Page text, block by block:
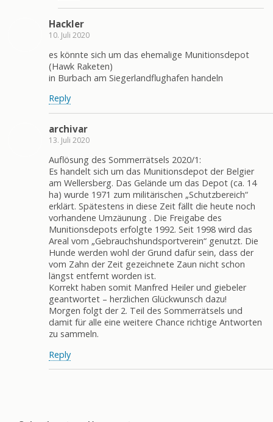
Hackler
10. Juli 2020
es könnte sich um das ehemalige Munitionsdepot
(Hawk Raketen)
in Burbach am Siegerlandflughafen handeln
Reply
archivar
13. Juli 2020
Auflösung des Sommerrätsels 2020/1:
Es handelt sich um das Munitionsdepot der Belgier
am Wellersberg. Das Gelände um das Depot (ca. 14
ha) wurde 1971 zum militärischen „Schutzbereich“
erklärt. Spätestens in diese Zeit fällt die heute noch
vorhandene Umzäunung . Die Freigabe des
Munitionsdepots erfolgte 1992. Seit 1998 wird das
Areal vom „Gebrauchshundsportverein“ genutzt. Die
Hunde werden wohl der Grund dafür sein, dass der
vom Zahn der Zeit gezeichnete Zaun nicht schon
längst entfernt worden ist.
Korrekt haben somit Manfred Heiler und giebeler
geantwortet – herzlichen Glückwunsch dazu!
Morgen folgt der 2. Teil des Sommerrätsels und
damit für alle eine weitere Chance richtige Antworten
zu sammeln.
Reply